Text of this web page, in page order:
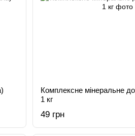
Комплексне мінеральне
1 кг
49 грн